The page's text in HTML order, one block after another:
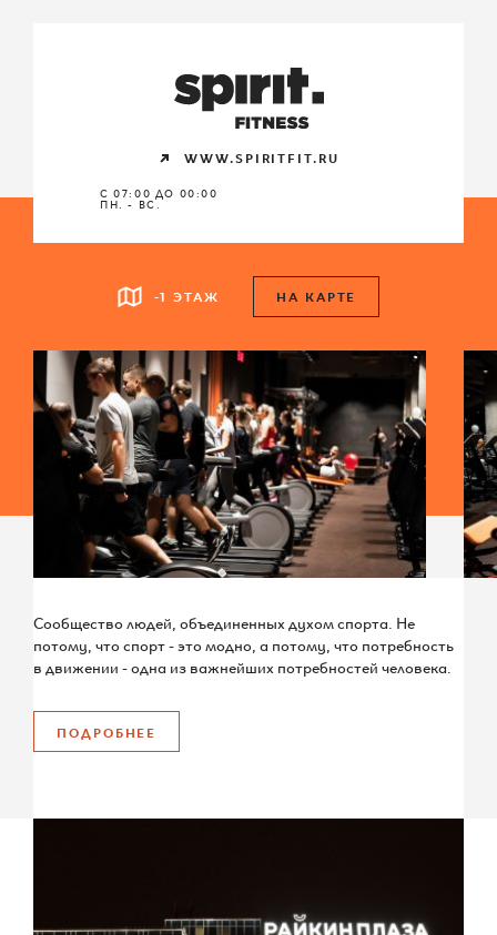
WWW.SPIRITFIT.RU
С 07:00 ДО 00:00
ПН. - ВС.
-1 ЭТАЖ НА КАРТЕ
Сообщество людей, объединенных духом спорта. Не
потому, что спорт - это модно, а потому, что потребность
в движении - одна из важнейших потребностей человека.
ПОДРОБНЕЕ